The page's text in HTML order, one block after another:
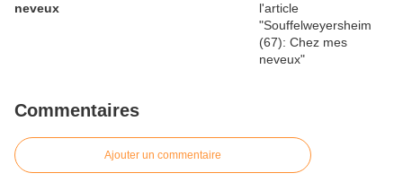
neveux
Commentaires
Ajouter un commentaire